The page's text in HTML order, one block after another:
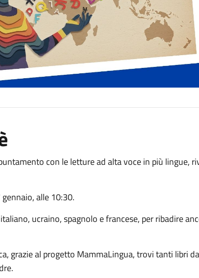
con le letture ad alta voce in più lingue,
alle 10:30.
ucraino, spagnolo e francese, per ribadire
grazie al progetto MammaLingua, trovi tanti libri